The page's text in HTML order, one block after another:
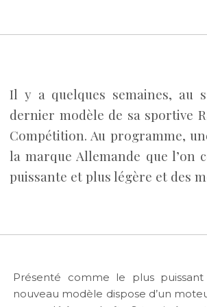
Il y a quelques semaines, au
dernier modèle de sa sportive
Compétition. Au programme,
la marque Allemande que l’on
puissante et plus légère et des
Présenté comme le plus
nouveau modèle dispose d’un